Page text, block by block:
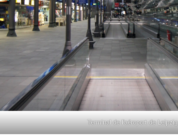
Terminal de l'aéroport de Leipzig